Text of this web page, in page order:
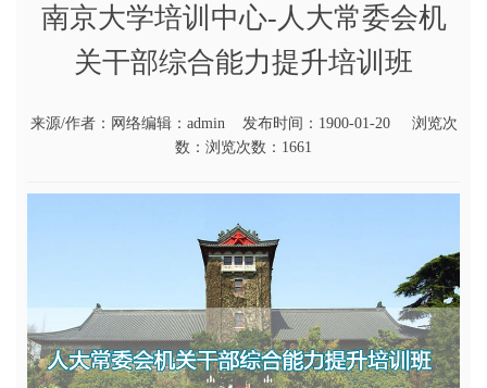
南京大学培训中心-人大常委会机
关干部综合能力提升培训班
来源/作者：网络编辑：admin 发布时间：1900-01-20 浏览次
数：浏览次数：1661